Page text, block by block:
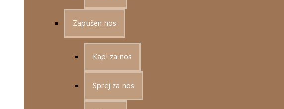
Zapušen nos
Kapi za nos
Sprej za nos